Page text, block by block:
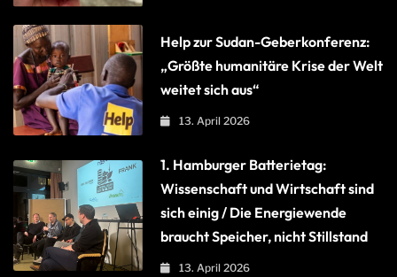
Help zur Sudan-Geberkonferenz:
„Größte humanitäre Krise der Welt
weitet sich aus“
13. April 2026
1. Hamburger Batterietag:
Wissenschaft und Wirtschaft sind
sich einig / Die Energiewende
braucht Speicher, nicht Stillstand
13. April 2026